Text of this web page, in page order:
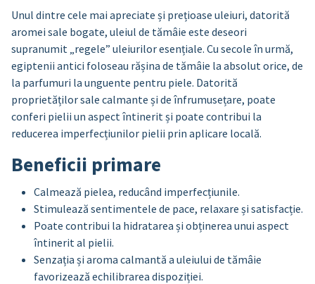
Unul dintre cele mai apreciate și prețioase uleiuri, datorită
aromei sale bogate, uleiul de tămâie este deseori
supranumit „regele” uleiurilor esențiale. Cu secole în urmă,
egiptenii antici foloseau rășina de tămâie la absolut orice, de
la parfumuri la unguente pentru piele. Datorită
proprietăților sale calmante și de înfrumusețare, poate
conferi pielii un aspect întinerit și poate contribui la
reducerea imperfecțiunilor pielii prin aplicare locală.
Beneficii primare
Calmează pielea, reducând imperfecțiunile.
Stimulează sentimentele de pace, relaxare și satisfacție.
Poate contribui la hidratarea și obținerea unui aspect
întinerit al pielii.
Senzația și aroma calmantă a uleiului de tămâie
favorizează echilibrarea dispoziției.